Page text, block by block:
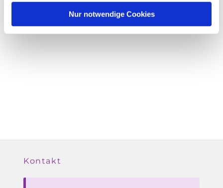
Nur notwendige Cookies
Kontakt